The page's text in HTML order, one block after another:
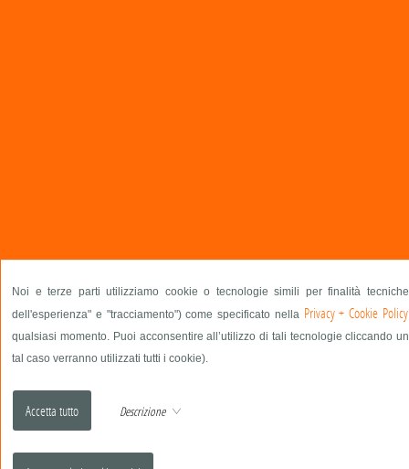
Noi e terze parti utilizziamo cookie o tecnologie simili per finalità
dell'esperienza" e "tracciamento") come specificato nella Privacy + Cookie Policy
qualsiasi momento. Puoi acconsentire all’utilizzo di tali tecnologie cliccando
tal caso verranno utilizzati tutti i cookie).
Descrizione